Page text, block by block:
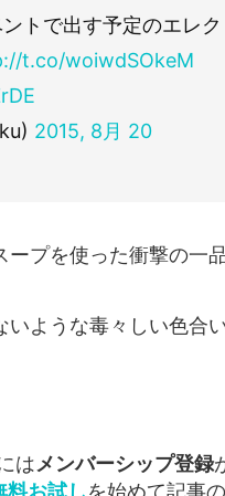
トで出す予定のエレ
t.co/woiwdSOkeM
2015, 8月 20
プを使った衝撃の一
いような毒々しい色合
はメンバーシップ登録
料お試しを始めて記事